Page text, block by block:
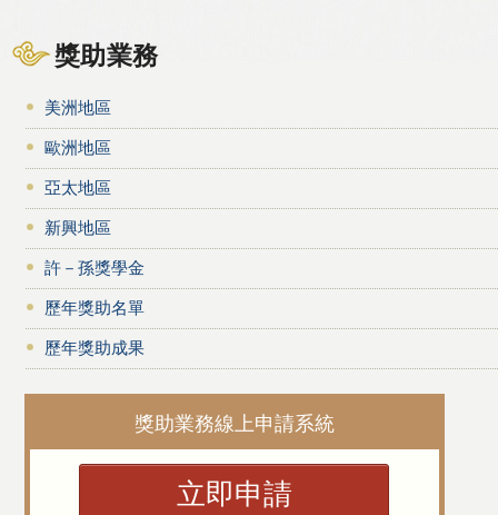
獎助業務
美洲地區
歐洲地區
亞太地區
新興地區
許－孫獎學金
歷年獎助名單
歷年獎助成果
獎助業務線上申請系統
立即申請